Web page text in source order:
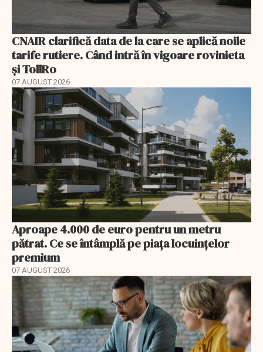
CNAIR clarifică data de la care se aplică noile
tarife rutiere. Când intră în vigoare rovinieta
și TollRo
07 AUGUST 2026
Aproape 4.000 de euro pentru un metru
pătrat. Ce se întâmplă pe piața locuințelor
premium
07 AUGUST 2026